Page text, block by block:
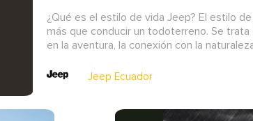
¿Qué es el estilo de vida Jeep? El estilo
más que conducir un todoterreno. Se
en la aventura, la conexión con la
Jeep Ecuador